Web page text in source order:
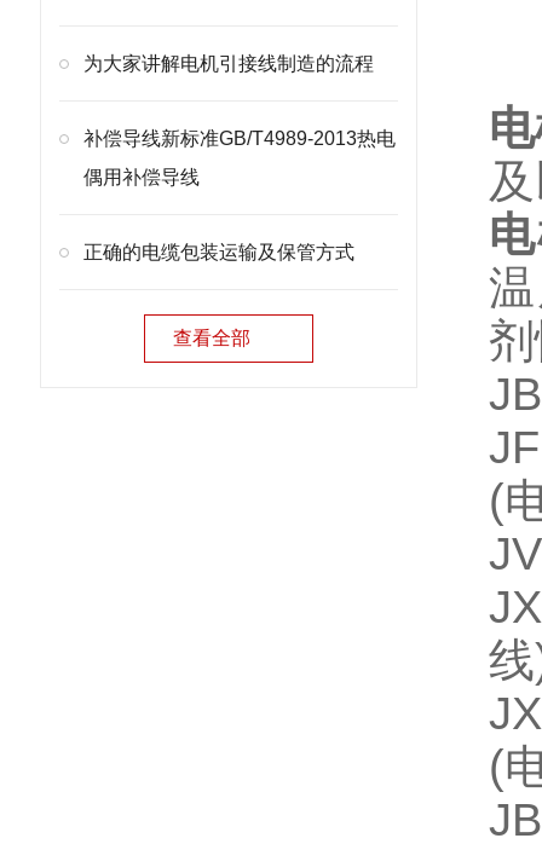
为大家讲解电机引接线制造的流程
补偿导线新标准GB/T4989-2013热电
偶用补偿导线
正确的电缆包装运输及保管方式
查看全部
(
(